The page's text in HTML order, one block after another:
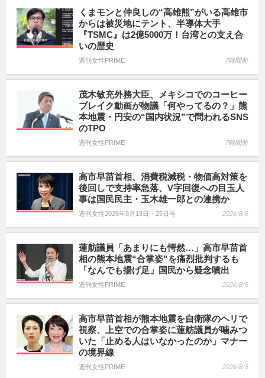
くまモンと仲良しの“高雄熊”がいる高雄市
からは被災地にテント、半導体大手
『TSMC』は2億5000万！台湾との支え合
いの歴史
週刊女性PRIME 7時間前
茂木敏充外務大臣、メキシコでのコーヒー
ブレイク動画が物議「何やってるの？」熊
本地震・円安の“国内状況”で問われるSNS
のTPO
週刊女性PRIME 7時間前
高市早苗首相、消費税減税・物価高対策を
後回しで支持率急落、V字回復への目玉人
事は国民民主・玉木雄一郎との連携か
週刊女性2026年8月18日・25日号 2026/8/6
蓮舫議員「あまりにも愕然…」高市早苗首
相の熊本地震“合掌姿”を痛烈批判するも
「なんでも揚げ足」国民から疑念噴出
週刊女性PRIME 2026/8/5
高市早苗首相が熊本地震を自衛隊のヘリで
視察、上空での合掌姿に蓮舫議員が噛みつ
いた「止める人はいなかったのか」マナー
の境界線
週刊女性PRIME 2026/8/5